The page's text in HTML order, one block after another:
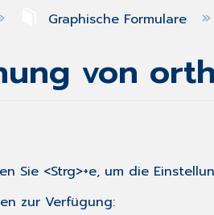
Graphische Formulare
von
Sie <Strg>+e, um die
zur Verfügung: